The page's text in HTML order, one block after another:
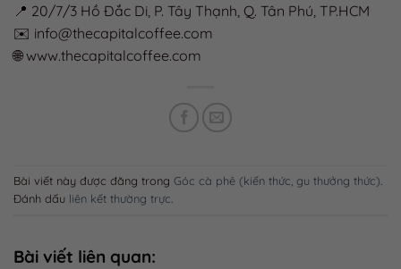
📍 20/7/3 Hồ Đắc Di, P. Tây Thạnh, Q. Tân Phú, TP.HCM
✉️ info@thecapitalcoffee.com
🌐 www.thecapitalcoffee.com
Bài viết này được đăng trong Góc cà phê (kiến thức, gu thưởng thức).
Đánh dấu liên kết thường trực.
Bài viết liên quan: